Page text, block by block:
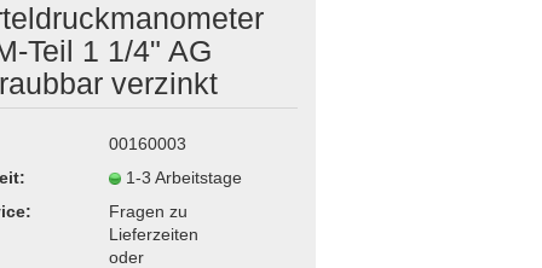
Teil 1 1/4" AG
verzinkt
00160003
1-3 Arbeitstage
Fragen zu
Lieferzeiten
oder